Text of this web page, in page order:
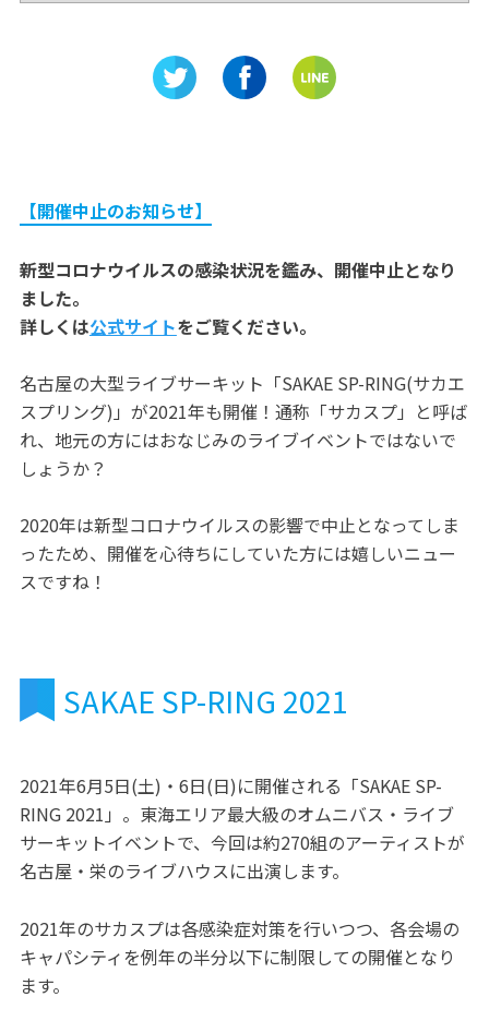
【開催中止のお知らせ】
新型コロナウイルスの感染状況を鑑み、開催中止となり
ました。
詳しくは公式サイトをご覧ください。
名古屋の大型ライブサーキット「SAKAE SP-RING(サカエ
スプリング)」が2021年も開催！通称「サカスプ」と呼ば
れ、地元の方にはおなじみのライブイベントではないで
しょうか？
2020年は新型コロナウイルスの影響で中止となってしま
ったため、開催を心待ちにしていた方には嬉しいニュー
スですね！
SAKAE SP-RING 2021
2021年6月5日(土)・6日(日)に開催される「SAKAE SP-
RING 2021」。東海エリア最大級のオムニバス・ライブ
サーキットイベントで、今回は約270組のアーティストが
名古屋・栄のライブハウスに出演します。
2021年のサカスプは各感染症対策を行いつつ、各会場の
キャパシティを例年の半分以下に制限しての開催となり
ます。